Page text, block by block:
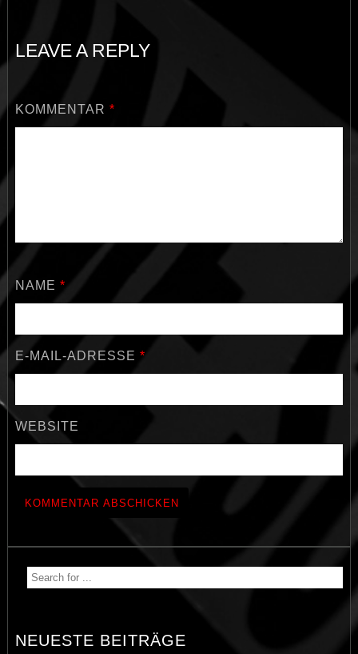
LEAVE A REPLY
KOMMENTAR *
NAME *
E-MAIL-ADRESSE *
WEBSITE
NEUESTE BEITRÄGE